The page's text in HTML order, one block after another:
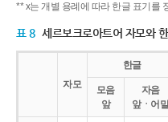
** x는 개별 용례에 따라 한글 표기를
표 8 세르보크로아트어 자모와
자모
한글
모음
앞
자음
앞ㆍ어